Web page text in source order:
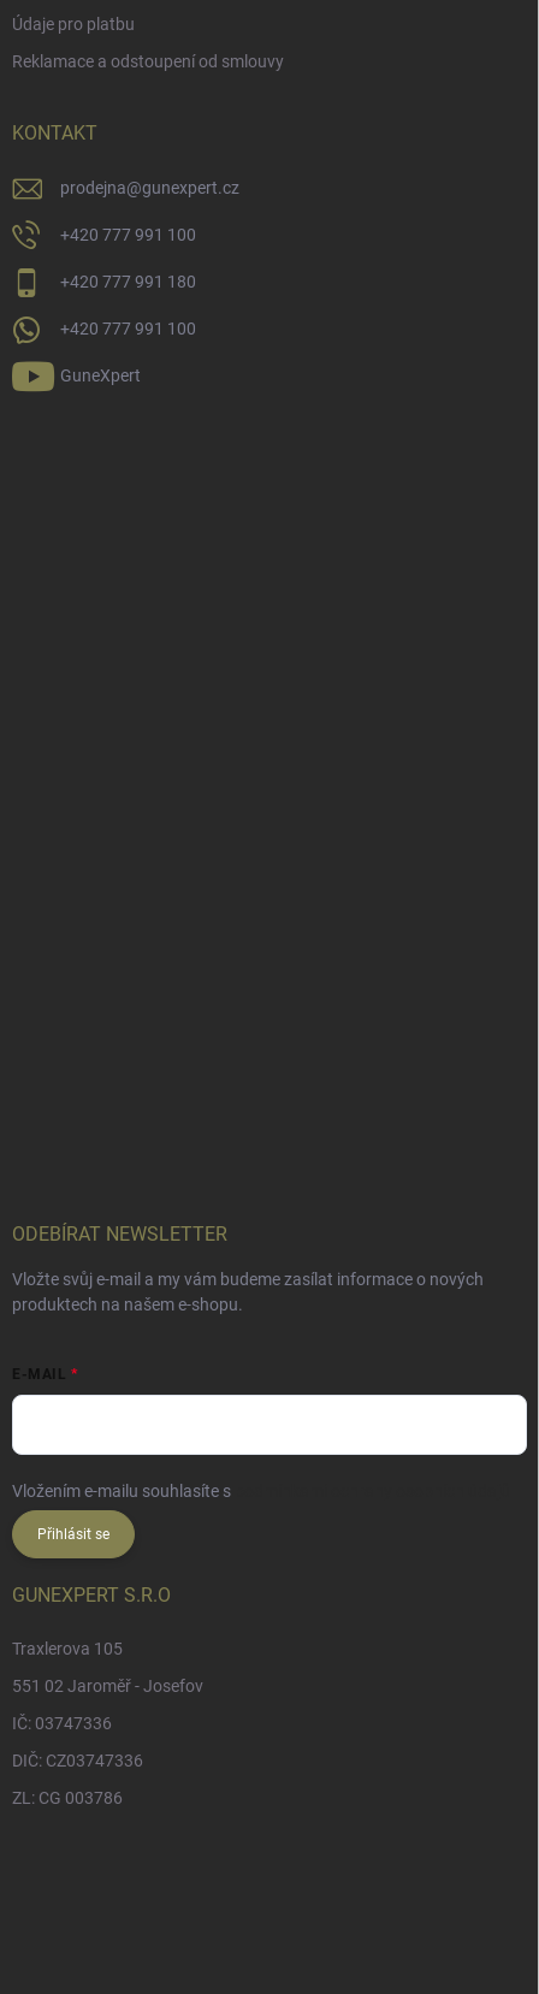
Údaje pro platbu
Reklamace a odstoupení od smlouvy
KONTAKT
prodejna@gunexpert.cz
+420 777 991 100
+420 777 991 180
+420 777 991 100
GuneXpert
ODEBÍRAT NEWSLETTER
Vložte svůj e-mail a my vám budeme zasílat informace o nových
produktech na našem e-shopu.
E-MAIL
Vložením e-mailu souhlasíte s
Přihlásit se
GUNEXPERT S.R.O
Traxlerova 105
551 02 Jaroměř - Josefov
IČ: 03747336
DIČ: CZ03747336
ZL: CG 003786